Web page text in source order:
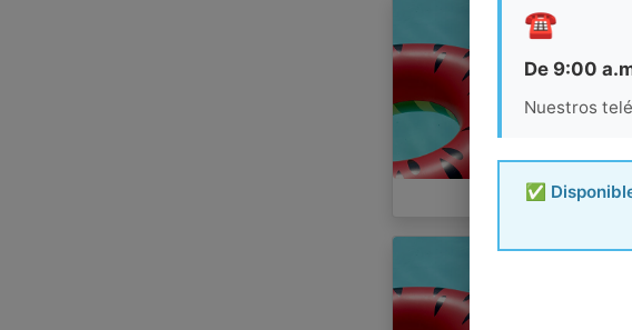
☎️
De 9:00
Nuestros
✅